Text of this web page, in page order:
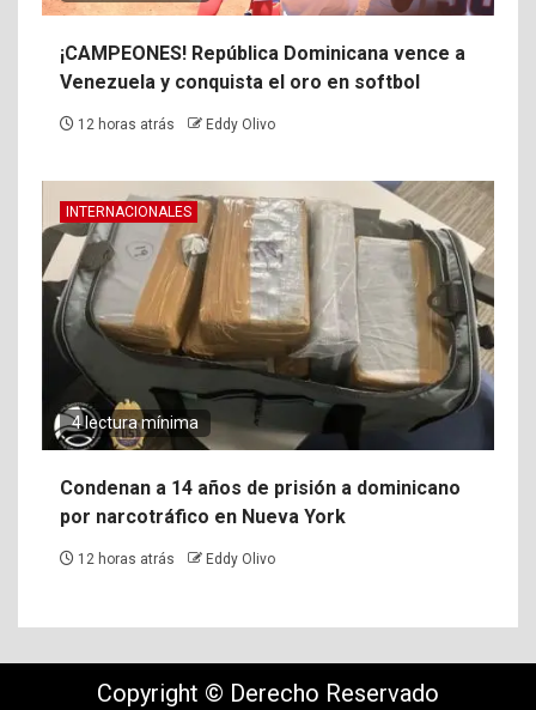
¡CAMPEONES! República Dominicana vence a
Venezuela y conquista el oro en softbol
12 horas atrás Eddy Olivo
INTERNACIONALES
4 lectura mínima
Condenan a 14 años de prisión a dominicano
por narcotráfico en Nueva York
12 horas atrás Eddy Olivo
Copyright © Derecho Reservado